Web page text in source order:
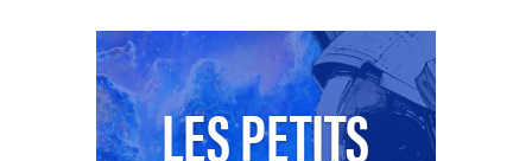
LES PETITS